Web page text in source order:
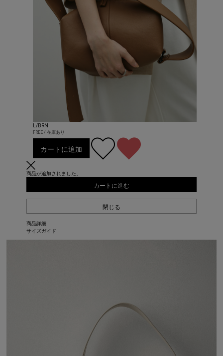
L/BRN
FREE / 在庫あり
カートに追加
商品が追加されました。
カートに進む
閉じる
商品詳細
サイズガイド